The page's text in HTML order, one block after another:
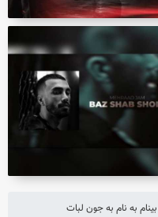
به نام به جون لبات